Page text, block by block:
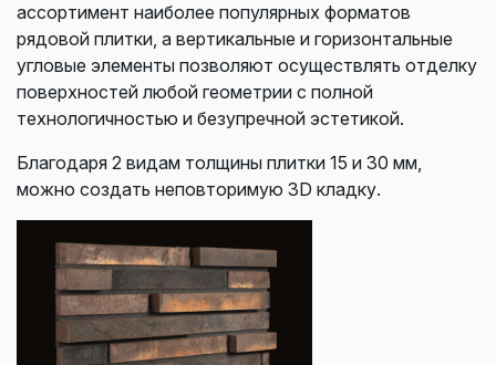
ассортимент наиболее популярных форматов
рядовой плитки, а вертикальные и горизонтальные
угловые элементы позволяют осуществлять отделку
поверхностей любой геометрии с полной
технологичностью и безупречной эстетикой.
Благодаря 2 видам толщины плитки 15 и 30 мм,
можно создать неповторимую 3D кладку.